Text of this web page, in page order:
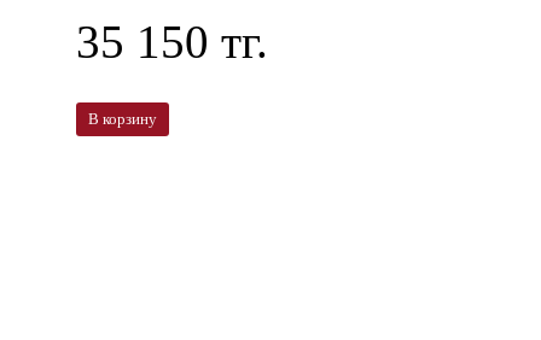
35 150 тг.
В корзину